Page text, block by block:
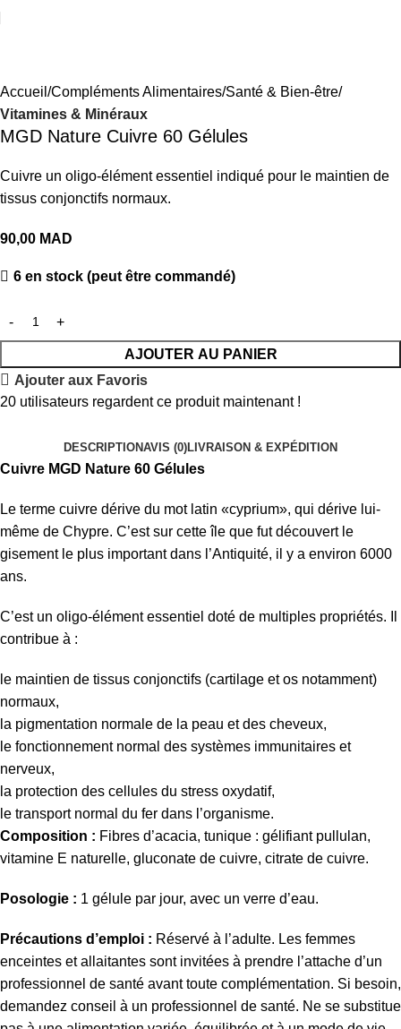
Accueil Compléments Alimentaires Santé & Bien-être
Vitamines & Minéraux
MGD Nature Cuivre 60 Gélules
Cuivre un oligo-élément essentiel indiqué pour le maintien de
tissus conjonctifs normaux.
90,00 MAD
6 en stock (peut être commandé)
AJOUTER AU PANIER
Ajouter aux Favoris
20 utilisateurs regardent ce produit maintenant !
DESCRIPTIONAVIS (0)LIVRAISON & EXPÉDITION
Cuivre MGD Nature 60 Gélules
Le terme cuivre dérive du mot latin «cyprium», qui dérive lui-
même de Chypre. C’est sur cette île que fut découvert le
gisement le plus important dans l’Antiquité, il y a environ 6000
ans.
C’est un oligo-élément essentiel doté de multiples propriétés. Il
contribue à :
le maintien de tissus conjonctifs (cartilage et os notamment)
normaux,
la pigmentation normale de la peau et des cheveux,
le fonctionnement normal des systèmes immunitaires et
nerveux,
la protection des cellules du stress oxydatif,
le transport normal du fer dans l’organisme.
Composition : Fibres d’acacia, tunique : gélifiant pullulan,
vitamine E naturelle, gluconate de cuivre, citrate de cuivre.
Posologie : 1 gélule par jour, avec un verre d’eau.
Précautions d’emploi : Réservé à l’adulte. Les femmes
enceintes et allaitantes sont invitées à prendre l’attache d’un
professionnel de santé avant toute complémentation. Si besoin,
demandez conseil à un professionnel de santé. Ne se substitue